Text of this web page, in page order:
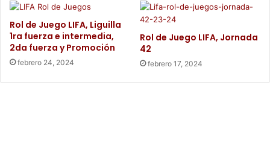
Rol de Juego LIFA, Liguilla
1ra fuerza e intermedia,
2da fuerza y Promoción
febrero 24, 2024
Rol de Juego LIFA, Jornada
42
febrero 17, 2024